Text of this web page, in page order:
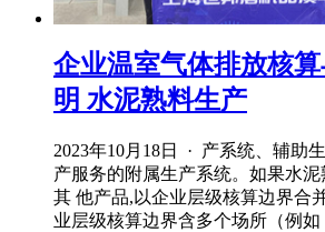
企业温室气体排放核
明 水泥熟料生产
2023年10月18日 · 产系统、辅助
产服务的附属生产系统。如果水
其 他产品,以企业层级核算边界合
业层级核算边界含多个场所（例